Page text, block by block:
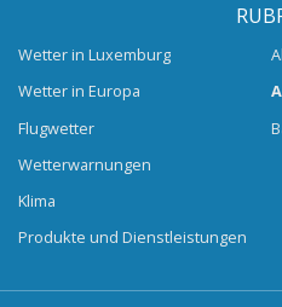
Wetter in Luxemburg
Wetter in Europa
Flugwetter
Wetterwarnungen
Klima
Produkte und Dienstleistungen